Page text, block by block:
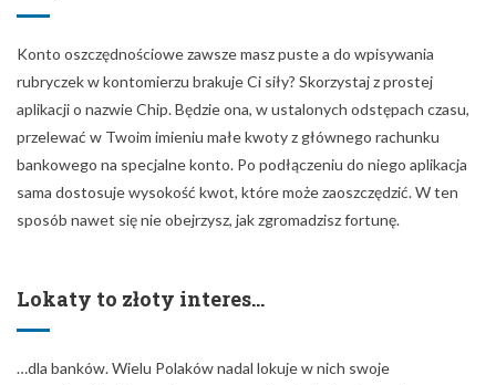
Konto oszczędnościowe zawsze masz puste a do wpisywania
rubryczek w kontomierzu brakuje Ci siły? Skorzystaj z prostej
aplikacji o nazwie Chip. Będzie ona, w ustalonych odstępach czasu,
przelewać w Twoim imieniu małe kwoty z głównego rachunku
bankowego na specjalne konto. Po podłączeniu do niego aplikacja
sama dostosuje wysokość kwot, które może zaoszczędzić. W ten
sposób nawet się nie obejrzysz, jak zgromadzisz fortunę.
Lokaty to złoty interes…
…dla banków. Wielu Polaków nadal lokuje w nich swoje